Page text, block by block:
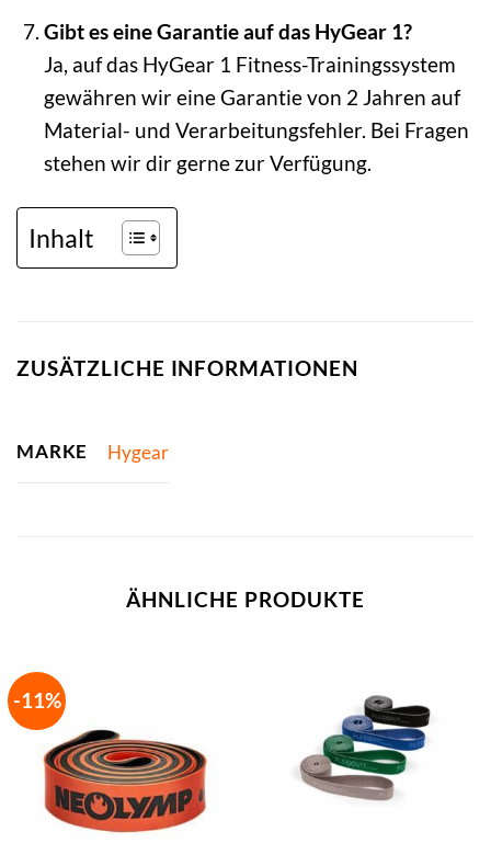
Gibt es eine Garantie auf das HyGear 1?
Ja, auf das HyGear 1 Fitness-Trainingssystem
gewähren wir eine Garantie von 2 Jahren auf
Material- und Verarbeitungsfehler. Bei Fragen
stehen wir dir gerne zur Verfügung.
Inhalt
ZUSÄTZLICHE INFORMATIONEN
MARKE Hygear
ÄHNLICHE PRODUKTE
-11%